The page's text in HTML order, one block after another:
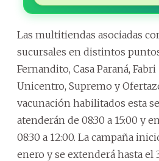
Las multitiendas asociadas
sucursales en distintos
Fernandito, Casa Paraná,
Unicentro, Supremo y
vacunación habilitados esta
atenderán de 08:30 a 15:00 y
08:30 a 12:00. La campaña
enero y se extenderá hasta el